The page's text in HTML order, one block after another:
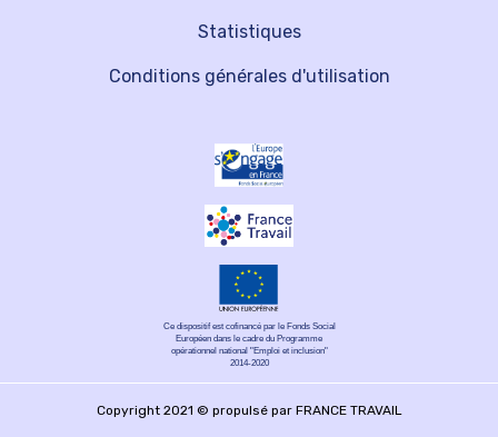
Statistiques
Conditions générales d'utilisation
Ce dispositif est cofinancé par le Fonds Social
Européen dans le cadre du Programme
opérationnel national "Emploi et inclusion"
2014-2020
Copyright 2021 © propulsé par FRANCE TRAVAIL